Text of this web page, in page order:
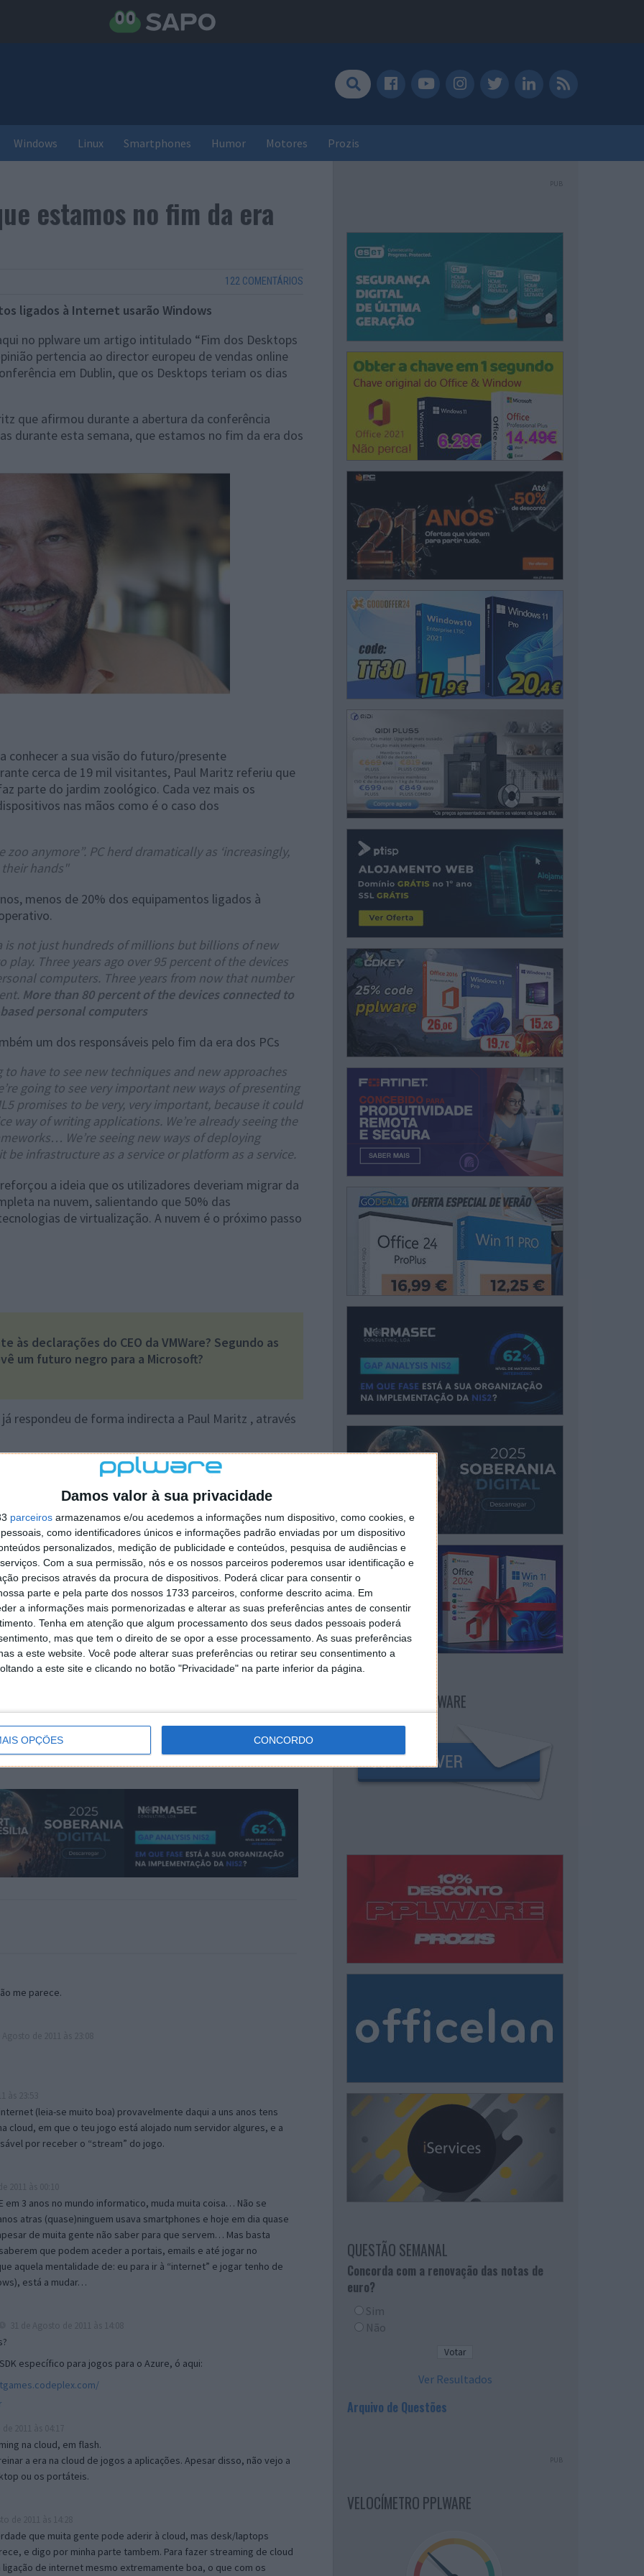
Damos valor à sua privacidade
parceiros armazenamos e/ou acedemos a informações num dispositivo, como cookies, e
como identificadores únicos e informações padrão enviadas por um dispositivo
personalizados, medição de publicidade e conteúdos, pesquisa de audiências e
Com a sua permissão, nós e os nossos parceiros poderemos usar identificação e
precisos através da procura de dispositivos. Poderá clicar para consentir o
parte e pela parte dos nossos 1733 parceiros, conforme descrito acima. Em
a informações mais pormenorizadas e alterar as suas preferências antes de consentir
Tenha em atenção que algum processamento dos seus dados pessoais poderá
mas que tem o direito de se opor a esse processamento. As suas preferências
a este website. Você pode alterar suas preferências ou retirar seu consentimento a
a este site e clicando no botão "Privacidade" na parte inferior da página.
OPÇÕES CONCORDO
Windows Linux Smartphones Humor Motores Prozis
estamos no fim da era
122 COMENTÁRIOS
ligados à Internet usarão Windows
no pplware um artigo intitulado “Fim dos Desktops
pertencia ao director europeu de vendas online
em Dublin, que os Desktops teriam os dias
que afirmou durante a abertura da conferência
durante esta semana, que estamos no fim da era dos
conhecer a sua visão do futuro/presente
cerca de 19 mil visitantes, Paul Maritz referiu que
parte do jardim zoológico. Cada vez mais os
nas mãos como é o caso dos
anymore”. PC herd dramatically as ‘increasingly,
hands"
menos de 20% dos equipamentos ligados à
is not just hundreds of millions but billions of new
play. Three years ago over 95 percent of the devices
computers. Three years from now that number
More than 80 percent of the devices connected to
personal computers
um dos responsáveis pelo fim da era dos PCs
to have to see new techniques and new approaches
going to see very important new ways of presenting
promises to be very, very important, because it could
way of writing applications. We’re already seeing the
We’re seeing new ways of deploying
be infrastructure as a service or platform as a service.
a ideia que os utilizadores deveriam migrar da
na nuvem, salientando que 50% das
de virtualização. A nuvem é o próximo passo
às declarações do CEO da VMWare? Segundo as
um futuro negro para a Microsoft?
respondeu de forma indirecta a Paul Maritz , através
no Google Notícias
Pedro Pinto
PRÓXIMO ARTIGO
me parece.
(leia-se muito boa) provavelmente daqui a uns anos tens
cloud, em que o teu jogo está alojado num servidor algures, e a
por receber o “stream” do jogo.
em 3 anos no mundo informatico, muda muita coisa… Não se
atras (quase)ninguem usava smartphones e hoje em dia quase
de muita gente não saber para que servem… Mas basta
que podem aceder a portais, emails e até jogar no
aquela mentalidade de: eu para ir à “internet” e jogar tenho de
está a mudar…
específico para jogos para o Azure, ó aqui:
na cloud, em flash.
a era na cloud de jogos a aplicações. Apesar disso, não vejo a
ou os portáteis.
que muita gente pode aderir à cloud, mas desk/laptops
e digo por minha parte tambem. Para fazer streaming de cloud
de internet mesmo extremamente boa, o que com os
PUB
NEWSLETTER PPLWARE
QUESTÃO SEMANAL
Concorda com a renovação das notas de
euro?
Sim
Não
Ver Resultados
Arquivo de Questões
PUB
VELOCÍMETRO PPLWARE